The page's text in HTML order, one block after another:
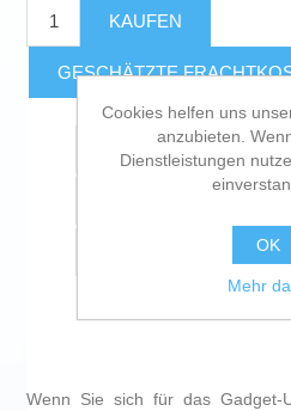
KAUFEN
GESCHÄTZTE
Zur Wunschliste
Wenn Sie sich für das Gadget-
Cookies helfen uns
anzubieten.
Dienstleistungen
OK
Mehr